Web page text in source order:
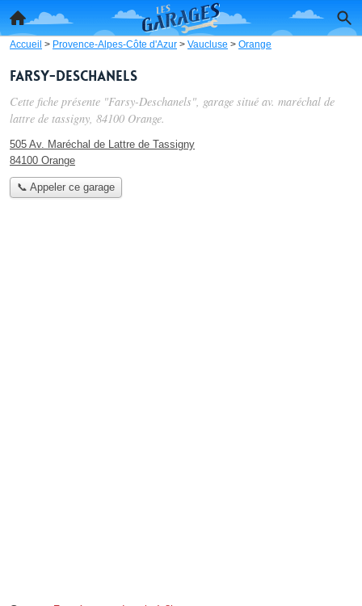
Accueil > Provence-Alpes-Côte d'Azur > Vaucluse > Orange
Farsy-Deschanels
Cette fiche présente "Farsy-Deschanels", garage situé av. maréchal de
lattre de tassigny, 84100 Orange.
505 Av. Maréchal de Lattre de Tassigny
84100 Orange
📞 Appeler ce garage